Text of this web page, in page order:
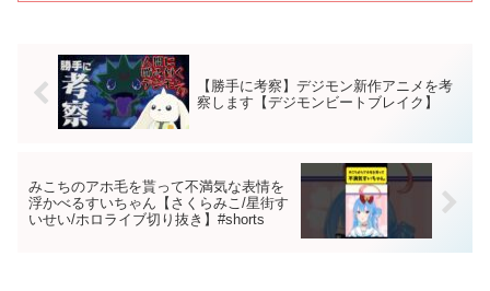
【勝手に考察】デジモン新作アニメを考
察します【デジモンビートブレイク】
みこちのアホ毛を貰って不満気な表情を
浮かべるすいちゃん【さくらみこ/星街す
いせい/ホロライブ切り抜き】#shorts